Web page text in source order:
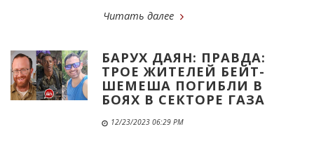
Читать далее
БАРУХ ДАЯН: ПРАВДА:
ТРОЕ ЖИТЕЛЕЙ БЕЙТ-
ШЕМЕША ПОГИБЛИ В
БОЯХ В СЕКТОРЕ ГАЗА
12/23/2023 06:29 PM